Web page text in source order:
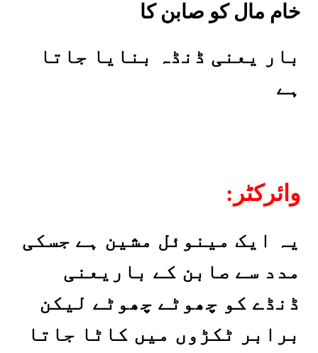
خام مالکو صابن کا
بار یعنی ڈنڈہ
بنایا جاتا
ہے
:وائرکٹر
یہ ایک مینوئل مشین ہے جسکی
مدد سے صابن کے باریعنی
ڈنڈے کو چھوٹے چھوٹے لیکن
برابر ٹکڑوں میں کاٹا جاتا